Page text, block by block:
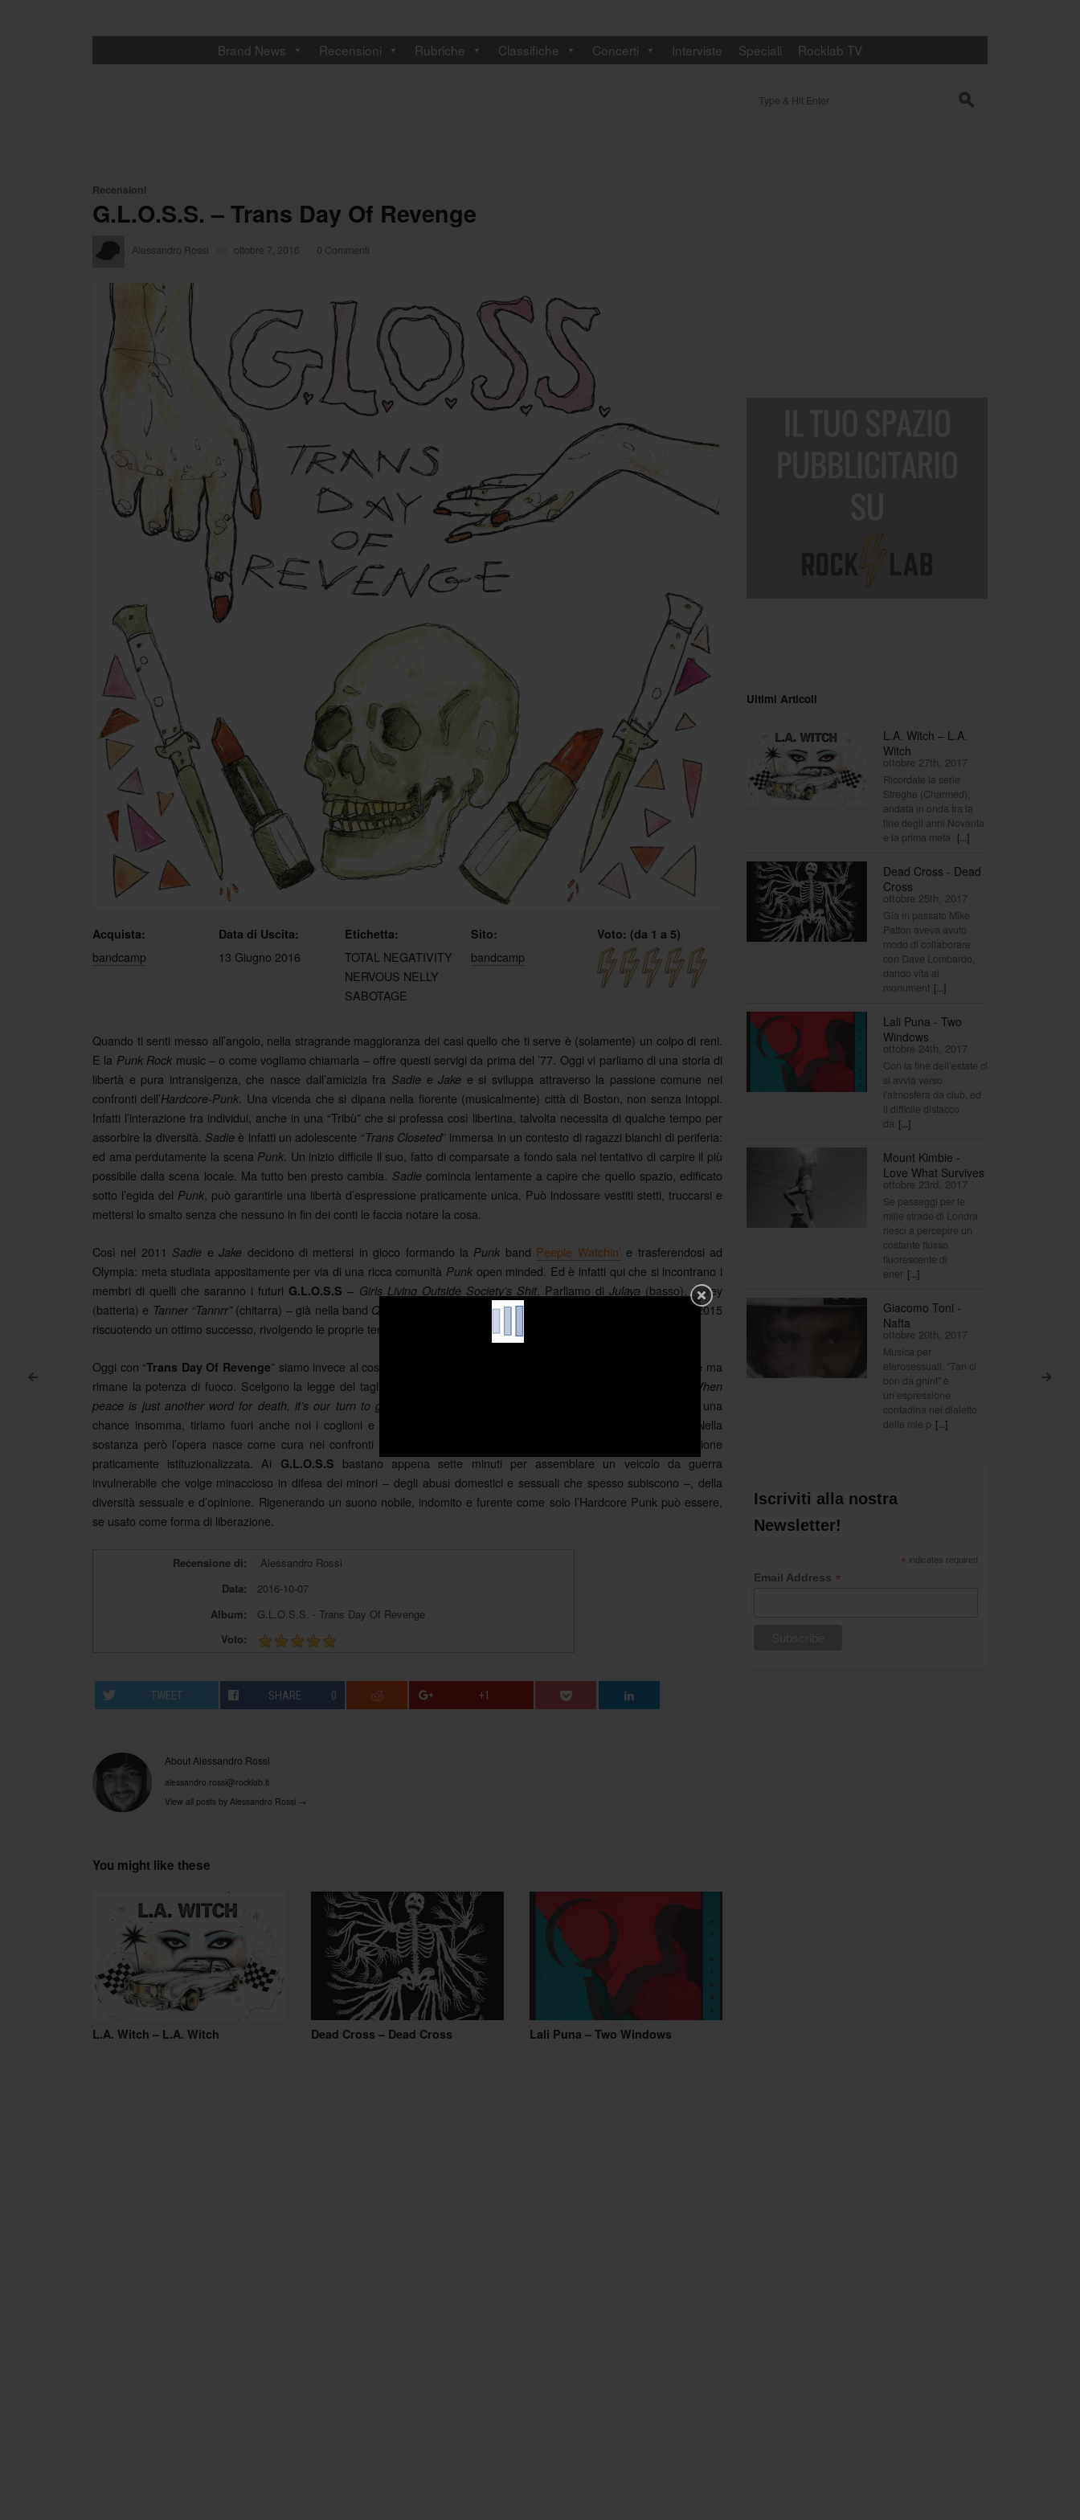
Brand News Recensioni Rubriche Classifiche Concerti Interviste Speciali Rocklab TV
Post navigation
< >
Recensioni
G.L.O.S.S. – Trans Day Of Revenge
Alessandro Rossi ottobre 7, 2016 0 Commenti
Acquista: Data di Uscita: Etichetta: Sito: Voto: (da 1 a 5)
bandcamp 13 Giugno 2016
TOTAL NEGATIVITY
NERVOUS NELLY
SABOTAGE
bandcamp
Quando ti senti messo all’angolo, nella stragrande maggioranza dei casi quello che ti serve è (solamente) un colpo di reni.
E la Punk Rock music – o come vogliamo chiamarla – offre questi servigi da prima del ’77. Oggi vi parliamo di una storia di
libertà e pura intransigenza, che nasce dall’amicizia fra SadieeJake e si sviluppa attraverso la passione comune nei
confronti dell’Hardcore-Punk . Una vicenda che si dipana nella fiorente (musicalmente) città di Boston, non senza intoppi.
Infatti l’interazione fra individui, anche in una “Tribù” che si professa così libertina, talvolta necessita di qualche tempo per
assorbire la diversità. Sadie è infatti un adolescente “Trans Closeted” immersa in un contesto di ragazzi bianchi di periferia:
ed ama perdutamente la scena Punk . Un inizio difficile il suo, fatto di comparsate a fondo sala nel tentativo di carpire il più
possibile dalla scena locale. Ma tutto ben presto cambia. Sadiecomincia lentamente a capire che quello spazio, edificato
sotto l’egida del Punk , può garantirle una libertà d’espressione praticamente unica. Può indossare vestiti stetti, truccarsi e
mettersi lo smalto senza che nessuno in fin dei conti le faccia notare la cosa.
Così nel 2011 Sadie eJake decidono di mettersi in gioco formando la Punk band Peeple Watchin’ e trasferendosi ad
Olympia: meta studiata appositamente per via di una ricca comunità Punk open minded. Ed è infatti qui che si incontrano i
membri di quelli che saranno i futuri G.L.O.S.S – Girls Living Outside Society’s Shit. Parliamo di Julaya (basso), Corey
(batteria) e Tanner “Tannrr”(chitarra) – già nella band Queercore
. Il loro brutale Demo omonimo esce nel nel 2015
riscuotendo un ottimo successo, rivolgendo le proprie tematiche quasi unicamente verso l’esperienza di vita di
Oggi con “Trans Day Of Revenge” siamo invece al cospetto del loro primo Ep ufficiale; cambiano le tematiche trattate ma
rimane la potenza di fuoco. Scelgono la legge del taglione i
When
peace is just another word for death, it’s our turn to give violence a chance!
” (le prime parole del disco). Diamoci una
chance insomma, tiriamo fuori anche noi i coglioni e poi vediamo chi picchia più duro, se è questo che volete. Nella
sostanza però l’opera nasce come cura nei confronti di chiunque si sia sentito danneggiato da una certa oppressione
praticamente istituzionalizzata. Ai G.L.O.S.S bastano appena sette minuti per assemblare un veicolo da guerra
invulnerabile che volge minaccioso in difesa dei minori – degli abusi domestici e sessuali che spesso subiscono –, della
diversità sessuale e d’opinione. Rigenerando un suono nobile, indomito e furente come solo l’Hardcore Punk può essere,
se usato come forma di liberazione.
Recensione di:
Alessandro Rossi
Data:
2016-10-07
Album:
G.L.O.S.S. - Trans Day Of Revenge
Voto:
TWEET SHARE 0 +1
About Alessandro Rossi
alessandro.rossi@rocklab.it
View all posts by Alessandro Rossi →
You might like these
L.A. Witch – L.A. Witch Dead Cross – Dead Cross Lali Puna – Two Windows
s
Ultimi Articoli
L.A. Witch – L.A.
Witch
ottobre 27th, 2017
Ricordate la serie
Streghe (Charmed),
andata in onda tra la
fine degli anni Novanta
e la prima metà [...]
Dead Cross - Dead
Cross
ottobre 25th, 2017
Già in passato Mike
Patton aveva avuto
modo di collaborare
con Dave Lombardo,
dando vita ai
monument [...]
Lali Puna - Two
Windows
ottobre 24th, 2017
Con la fine dell’estate ci
si avvia verso
l'atmosfera da club, ed
il difficile distacco
da [...]
Mount Kimbie -
Love What Survives
ottobre 23rd, 2017
Se passeggi per le
mille strade di Londra
riesci a percepire un
costante flusso
fluorescente di
ener [...]
Giacomo Toni -
Nafta
ottobre 20th, 2017
Musica per
eterosessuali. “Tan ci
bon da gnint” è
un’espressione
contadina nel dialetto
delle mie p [...]
Iscriviti alla nostra
Newsletter!
* indicates required
Email Address *